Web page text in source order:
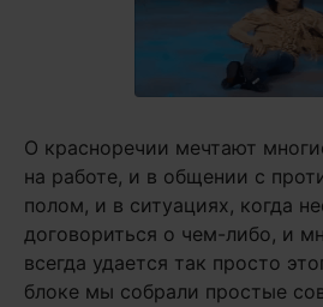
О красноречии мечтают
на работе, и в общении с
полом, и в ситуациях, когда
договориться о чем-либо, и
всегда удается так просто
блоке мы собрали простые